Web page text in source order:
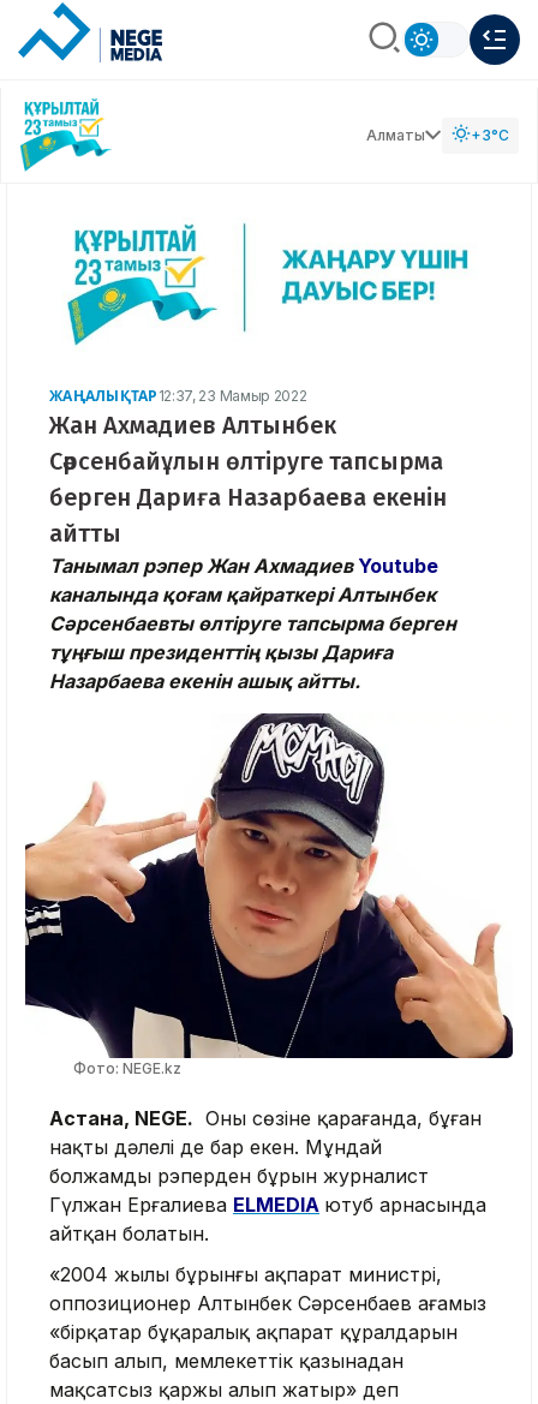
Алматы +3°C
ЖАҢАЛЫҚТАР 12:37, 23 Мамыр 2022
Жан Ахмадиев Алтынбек
Сәрсенбайұлын өлтіруге тапсырма
берген Дариға Назарбаева екенін
айтты
Танымал рэпер Жан Ахмадиев Youtube
каналында қоғам қайраткері Алтынбек
Сәрсенбаевты өлтіруге тапсырма берген
тұңғыш президенттің қызы Дариға
Назарбаева екенін ашық айтты.
Фото: NEGE.kz
Астана, NEGE. Оның сөзіне қарағанда, бұған
нақты дәлелі де бар екен. Мұндай
болжамды рэперден бұрын журналист
Гүлжан Ерғалиева ELMEDIA ютуб арнасында
айтқан болатын.
«2004 жылы бұрынғы ақпарат министрі,
оппозиционер Алтынбек Сәрсенбаев ағамыз
«бірқатар бұқаралық ақпарат құралдарын
басып алып, мемлекеттік қазынадан
мақсатсыз қаржы алып жатыр» деп